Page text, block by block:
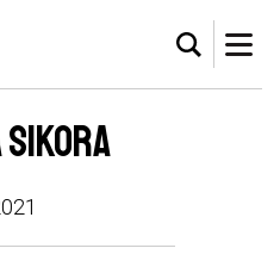
SIKORA